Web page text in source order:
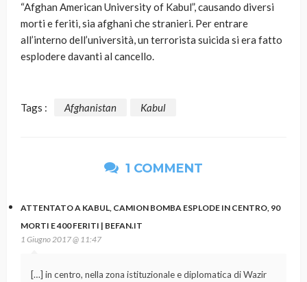
“Afghan American University of Kabul”, causando diversi
morti e feriti, sia afghani che stranieri. Per entrare
all’interno dell’università, un terrorista suicida si era fatto
esplodere davanti al cancello.
Tags : Afghanistan Kabul
1 COMMENT
ATTENTATO A KABUL, CAMION BOMBA ESPLODE IN CENTRO, 90
MORTI E 400 FERITI | BEFAN.IT
1 Giugno 2017 @ 11:47
[…] in centro, nella zona istituzionale e diplomatica di Wazir